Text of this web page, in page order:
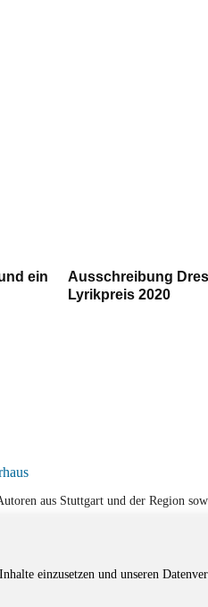
einzusetzen und unseren
ein
Ausschreibung
Lyrikpreis 2020
aus Stuttgart und der Region